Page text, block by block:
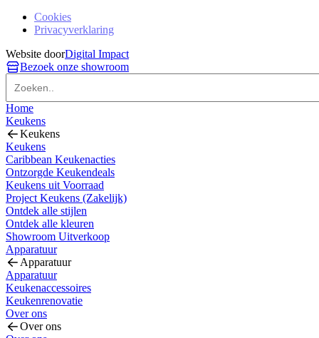
Cookies
Privacyverklaring
Website doorDigital Impact
Bezoek onze showroom
Home
Keukens
Keukens
Keukens
Caribbean Keukenacties
Ontzorgde Keukendeals
Keukens uit Voorraad
Project Keukens (Zakelijk)
Ontdek alle stijlen
Ontdek alle kleuren
Showroom Uitverkoop
Apparatuur
Apparatuur
Apparatuur
Keukenaccessoires
Keukenrenovatie
Over ons
Over ons